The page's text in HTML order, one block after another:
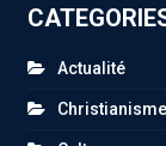
Actualité
Christianisme